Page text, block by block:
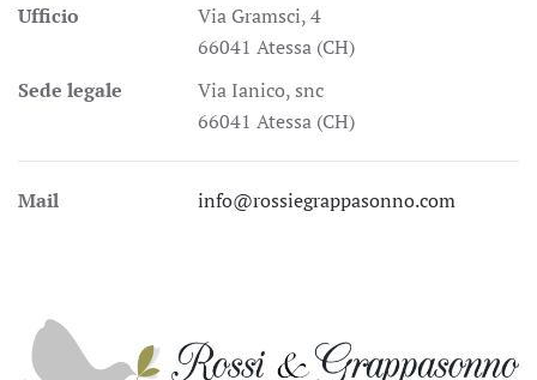
Ufficio
Via Gramsci, 4
66041 Atessa (CH)
Sede legale
Via Ianico, snc
66041 Atessa (CH)
Mail info@rossiegrappasonno.com